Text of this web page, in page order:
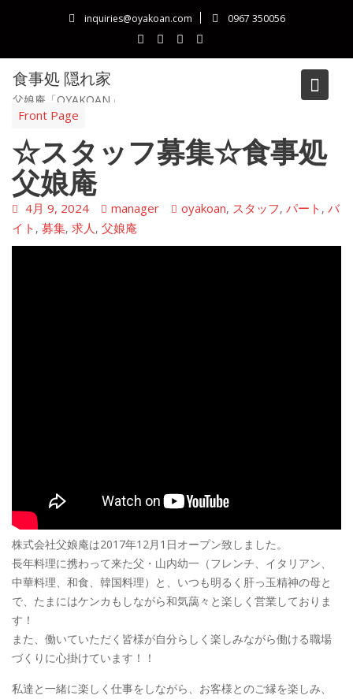
inquiries@oyakoan.com 0967 350056
食事処 隠れ家
父娘庵「OYAKOAN」
Front Page
☆スタッフ募集☆食事処
父娘庵
4月 9, 2024 manager oyakoan, スタッフ, パート , バ
イト , 募集, 求人, 父娘庵
株式会社父娘庵は2017年12月1日オープン致しました。
長年料理に携わって来た父・山内幼一（フレンチ、イタリアン、
中華料理、和食、韓国料理）と、いつも明るく肝っ玉精神の母と
で、たまにはケンカもしながら和気藹々と楽しく営業しておりま
す！
また、働いていただく皆様が自分らしく楽しみながら働ける職場
づくりに心掛けています！！
私達と一緒に楽しく仕事をしながら、お客様とのご縁を楽しみ、